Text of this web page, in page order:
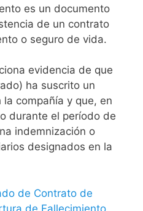
es un documento
de un contrato
o seguro de vida.
evidencia de que
ha suscrito un
compañía y que, en
durante el período de
indemnización o
designados en la
de Contrato de
de Fallecimiento